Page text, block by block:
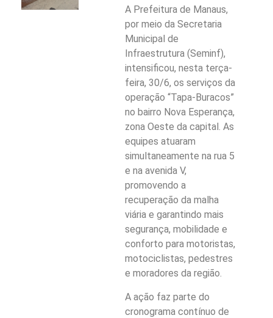
A Prefeitura de Manaus,
por meio da Secretaria
Municipal de
Infraestrutura (Seminf),
intensificou, nesta terça-
feira, 30/6, os serviços da
operação “Tapa-Buracos”
no bairro Nova Esperança,
zona Oeste da capital. As
equipes atuaram
simultaneamente na rua 5
e na avenida V,
promovendo a
recuperação da malha
viária e garantindo mais
segurança, mobilidade e
conforto para motoristas,
motociclistas, pedestres
e moradores da região.
A ação faz parte do
cronograma contínuo de